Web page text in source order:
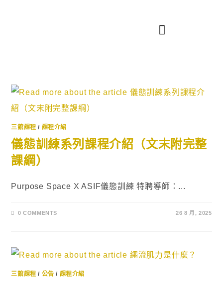
三館課程 / 課程介紹
儀態訓練系列課程介紹（文末附完整
課綱）
Purpose Space X ASIF儀態訓練 特聘導師：...
0 COMMENTS 26 8 月, 2025
三館課程 / 公告 / 課程介紹